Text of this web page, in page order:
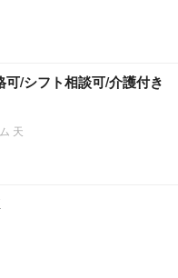
可/シフト相談可/介護付き
天